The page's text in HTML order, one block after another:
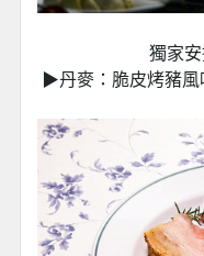
獨家
▶丹麥：脆皮烤豬